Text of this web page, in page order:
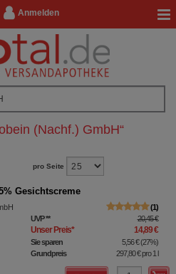
Anmelden
(Nachf.) GmbH“
pro Seite
Gesichtscreme
1
UVP** 20,45 €
Unser Preis* 14,89 €
Sie sparen 5,56 €(27%)
Grundpreis
297,80 €pro 1 l